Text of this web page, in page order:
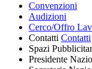
Convenzioni
Audizioni
Cerco/Offro
Contatti Contatti
Spazi
Presidente